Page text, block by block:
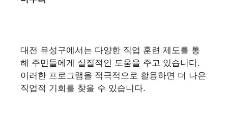
대전 유성구에서는 다양한 직업 훈련 제도를 통
해 주민들에게 실질적인 도움을 주고 있습니다.
이러한 프로그램을 적극적으로 활용하면 더 나은
직업적 기회를 찾을 수 있습니다.